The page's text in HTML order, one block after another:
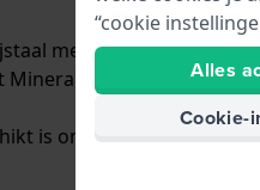
met een diameter
is om mee te
“cookie
Alles
Cookie-